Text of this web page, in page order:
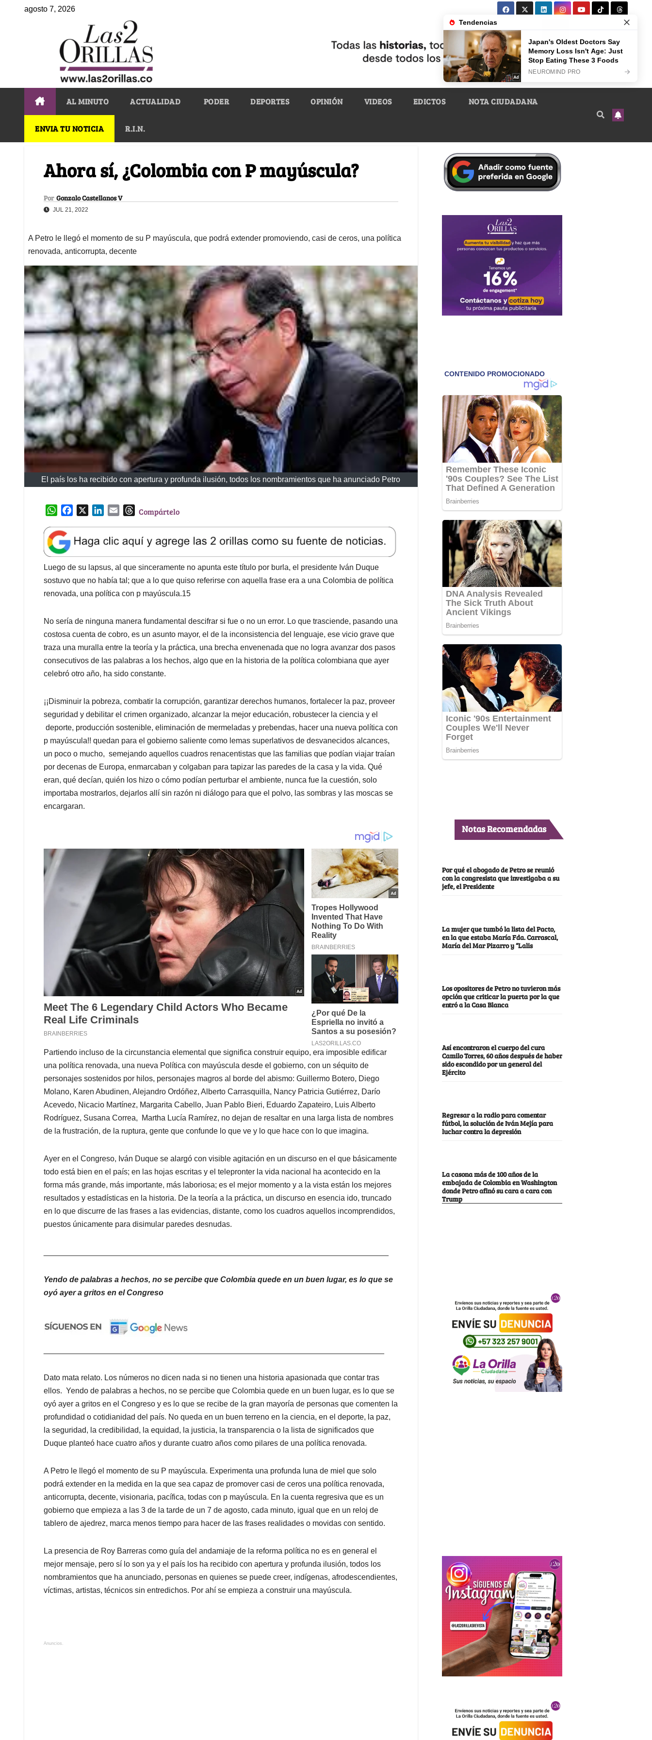
agosto 7, 2026
AL MINUTO ACTUALIDAD PODER DEPORTES OPINIÓN VIDEOS EDICTOS NOTA CIUDADANA
ENVIA TU NOTICIA R.I.N.
Ahora sí, ¿Colombia con P mayúscula?
Por Gonzalo Castellanos V
JUL 21, 2022
A Petro le llegó el momento de su P mayúscula, que podrá extender promoviendo, casi de ceros, una política
renovada, anticorrupta, decente
El país los ha recibido con apertura y profunda ilusión, todos los nombramientos que ha anunciado Petro
W
a
t
s
A
p
p
e
b
o
o
k
k
e
d
I
n
l
T
e
a
d
s
Compártelo
Luego de su lapsus, al que sinceramente no apunta este título por burla, el presidente Iván Duque
sostuvo que no había tal; que a lo que quiso referirse con aquella frase era a una Colombia de política
renovada, una política con p mayúscula.15
No sería de ninguna manera fundamental descifrar si fue o no un error. Lo que trasciende, pasando una
costosa cuenta de cobro, es un asunto mayor, el de la inconsistencia del lenguaje, ese vicio grave que
traza una muralla entre la teoría y la práctica, una brecha envenenada que no logra avanzar dos pasos
consecutivos de las palabras a los hechos, algo que en la historia de la política colombiana que ayer
celebró otro año, ha sido constante.
¡¡Disminuir la pobreza, combatir la corrupción, garantizar derechos humanos, fortalecer la paz, proveer
seguridad y debilitar el crimen organizado, alcanzar la mejor educación, robustecer la ciencia y el
deporte, producción sostenible, eliminación de mermeladas y prebendas, hacer una nueva política con
p mayúscula!! quedan para el gobierno saliente como lemas superlativos de desvanecidos alcances,
un poco o mucho, semejando aquellos cuadros renacentistas que las familias que podían viajar traían
por decenas de Europa, enmarcaban y colgaban para tapizar las paredes de la casa y la vida. Qué
eran, qué decían, quién los hizo o cómo podían perturbar el ambiente, nunca fue la cuestión, solo
importaba mostrarlos, dejarlos allí sin razón ni diálogo para que el polvo, las sombras y las moscas se
encargaran.
Partiendo incluso de la circunstancia elemental que significa construir equipo, era imposible edificar
una política renovada, una nueva Política con mayúscula desde el gobierno, con un séquito de
personajes sostenidos por hilos, personajes magros al borde del abismo: Guillermo Botero, Diego
Molano, Karen Abudinen, Alejandro Ordóñez, Alberto Carrasquilla, Nancy Patricia Gutiérrez, Darío
Acevedo, Nicacio Martínez, Margarita Cabello, Juan Pablo Bieri, Eduardo Zapateiro, Luis Alberto
Rodríguez, Susana Correa, Martha Lucía Ramírez, no dejan de resaltar en una larga lista de nombres
de la frustración, de la ruptura, gente que confunde lo que ve y lo que hace con lo que imagina.
Ayer en el Congreso, Iván Duque se alargó con visible agitación en un discurso en el que básicamente
todo está bien en el país; en las hojas escritas y el telepronter la vida nacional ha acontecido en la
forma más grande, más importante, más laboriosa; es el mejor momento y a la vista están los mejores
resultados y estadísticas en la historia. De la teoría a la práctica, un discurso en esencia ido, truncado
en lo que discurre de las frases a las evidencias, distante, como los cuadros aquellos incomprendidos,
puestos únicamente para disimular paredes desnudas.
Yendo de palabras a hechos, no se percibe que Colombia quede en un buen lugar, es lo que se
oyó ayer a gritos en el Congreso
Dato mata relato. Los números no dicen nada si no tienen una historia apasionada que contar tras
ellos. Yendo de palabras a hechos, no se percibe que Colombia quede en un buen lugar, es lo que se
oyó ayer a gritos en el Congreso y es lo que se recibe de la gran mayoría de personas que comenten la
profundidad o cotidianidad del país. No queda en un buen terreno en la ciencia, en el deporte, la paz,
la seguridad, la credibilidad, la equidad, la justicia, la transparencia o la lista de significados que
Duque planteó hace cuatro años y durante cuatro años como pilares de una política renovada.
A Petro le llegó el momento de su P mayúscula. Experimenta una profunda luna de miel que solo
podrá extender en la medida en la que sea capaz de promover casi de ceros una política renovada,
anticorrupta, decente, visionaria, pacífica, todas con p mayúscula. En la cuenta regresiva que es un
gobierno que empieza a las 3 de la tarde de un 7 de agosto, cada minuto, igual que en un reloj de
tablero de ajedrez, marca menos tiempo para hacer de las frases realidades o movidas con sentido.
La presencia de Roy Barreras como guía del andamiaje de la reforma política no es en general el
mejor mensaje, pero sí lo son ya y el país los ha recibido con apertura y profunda ilusión, todos los
nombramientos que ha anunciado, personas en quienes se puede creer, indígenas, afrodescendientes,
víctimas, artistas, técnicos sin entredichos. Por ahí se empieza a construir una mayúscula.
Anuncios.
Notas Recomendadas
Por qué el abogado de Petro se reunió
con la congresista que investigaba a su
jefe, el Presidente
La mujer que tumbó la lista del Pacto,
en la que estaba María Fda. Carrascal,
María del Mar Pizarro y “Lalis
Los opositores de Petro no tuvieron más
opción que criticar la puerta por la que
entró a la Casa Blanca
Así encontraron el cuerpo del cura
Camilo Torres, 60 años después de haber
sido escondido por un general del
Ejército
Regresar a la radio para comentar
fútbol, la solución de Iván Mejía para
luchar contra la depresión
La casona más de 100 años de la
embajada de Colombia en Washington
donde Petro afinó su cara a cara con
Trump